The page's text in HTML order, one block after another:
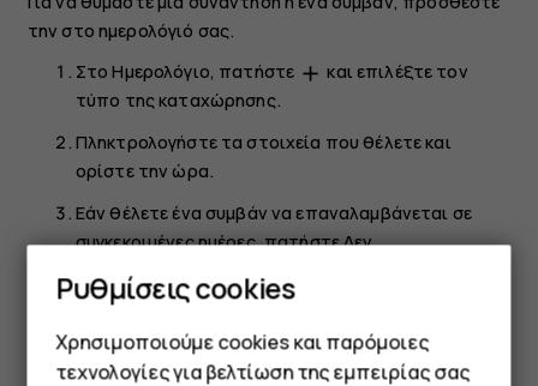
την στο ημερολόγιό σας.
ΣτοΗμερολόγιο, πατήστε add και επιλέξτε τον
τύπο της καταχώρησης.
Πληκτρολογήστε τα στοιχεία που θέλετε και
ορίστε την ώρα.
Εάν θέλετε ένα συμβάν να επαναλαμβάνεται σε
συγκεκριμένες ημέρες, πατήστεΔεν
επαναλαμβάνεται
πρέπει να επαναλαμβάνεται το συμβάν.
Για να ορίσετε μια υπενθύμιση, πατήστεΠροσθήκη
ειδοποίησης, ορίστε την ώρα και πατήστεΕντάξει
Ρυθμίσεις cookies
Χρησιμοποιούμε cookies και παρόμοιες
τεχνολογίες για βελτίωση της εμπειρίας σας